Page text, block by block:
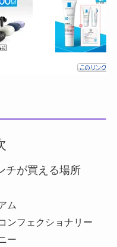
チが買える場所
ム
ンフェクショナリー
ー